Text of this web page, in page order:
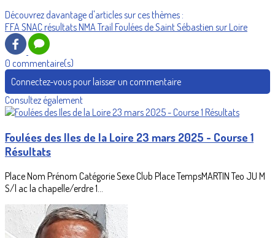
Découvrez davantage d'articles sur ces thèmes :
FFASNACrésultatsNMATrail Foulées de Saint Sébastien sur Loire
0 commentaire(s)
Connectez-vous pour laisser un commentaire
Consultez également
Foulées des Iles de la Loire 23 mars 2025 - Course 1
Résultats
Place Nom Prénom Catégorie Sexe Club Place TempsMARTIN Teo JU M
S/l ac la chapelle/erdre 1...